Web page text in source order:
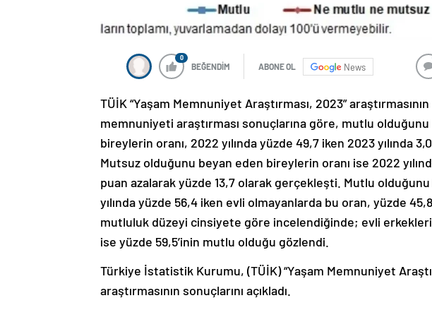
0
BEĞENDİM ABONE OL News
TÜİK “Yaşam Memnuniyet Araştırması, 2023” araştırmasının
memnuniyeti araştırması sonuçlarına göre, mutlu
bireylerin oranı, 2022 yılında yüzde 49,7 iken 2023 yılında
Mutsuz olduğunu beyan eden bireylerin oranı ise 2022
puan azalarak yüzde 13,7 olarak gerçekleşti. Mutlu
yılında yüzde 56,4 iken evli olmayanlarda bu oran, yüzde
mutluluk düzeyi cinsiyete göre incelendiğinde; evli
ise yüzde 59,5’inin mutlu olduğu gözlendi.
Türkiye İstatistik Kurumu, (TÜİK) “Yaşam Memnuniyet
araştırmasının sonuçlarını açıkladı.